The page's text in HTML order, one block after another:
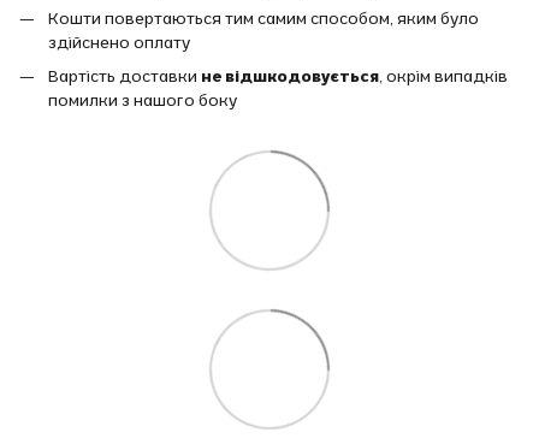
Кошти повертаються тим самим способом, яким було
здійснено оплату
Вартість доставки не відшкодовується, окрім випадків
помилки з нашого боку